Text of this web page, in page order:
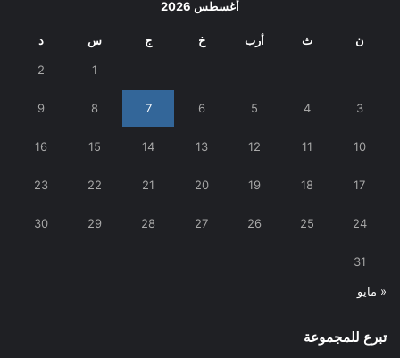
أغسطس 2026
ن ث أرب خ ج س د
1
2
3
4
5
6
7
8
9
10
11
12
13
14
15
16
17
18
19
20
21
22
23
24
25
26
27
28
29
30
31
« مايو
تبرع للمجموعة